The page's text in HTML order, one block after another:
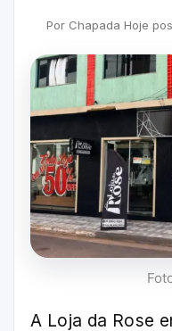
Por Chapada Hoje
A Loja da Rose